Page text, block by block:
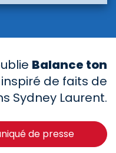
Balance ton
de faits de
Sydney Laurent.
de presse